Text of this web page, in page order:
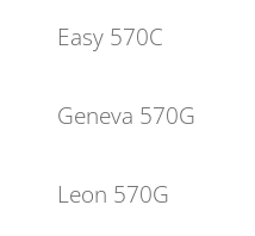
Easy 570C
Geneva 570G
Leon 570G